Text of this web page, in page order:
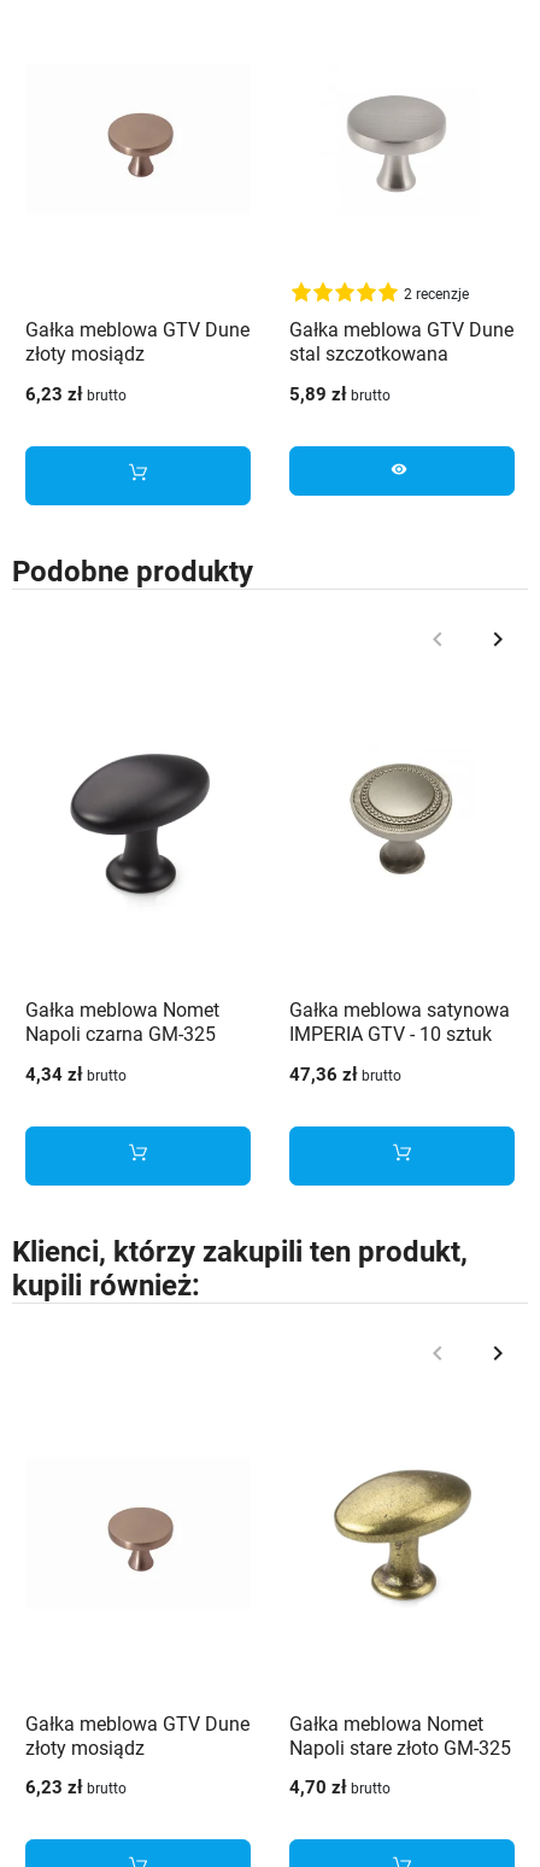
Gałka meblowa GTV Dune
złoty mosiądz
6,23 zł brutto
2 recenzje
Gałka meblowa GTV Dune
stal szczotkowana
5,89 zł brutto
visibility
Podobne produkty
Poprzedni
keyboard_arrow_left keyboard_arrow_right
Gałka meblowa Nomet
Napoli czarna GM-325
4,34 zł brutto
Gałka meblowa satynowa
IMPERIA GTV - 10 sztuk
47,36 zł brutto
Klienci, którzy zakupili ten produkt,
kupili również:
Poprzedni
keyboard_arrow_left keyboard_arrow_right
Gałka meblowa GTV Dune
złoty mosiądz
6,23 zł brutto
Gałka meblowa Nomet
Napoli stare złoto GM-325
4,70 zł brutto